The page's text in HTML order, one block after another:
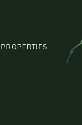
PROPERTIES